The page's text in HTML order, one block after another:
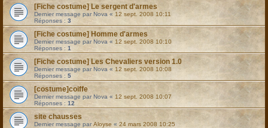
[Fiche costume] Le sergent d'armes
Dernier message par Nova « 12 sept. 2008 10:11
Réponses : 3
[Fiche costume] Homme d'armes
Dernier message par Nova « 12 sept. 2008 10:10
Réponses : 1
[Fiche costume] Les Chevaliers version 1.0
Dernier message par Nova « 12 sept. 2008 10:08
Réponses : 5
[costume]coiffe
Dernier message par Nova « 12 sept. 2008 10:07
Réponses : 12
site chausses
Dernier message parAloyse « 24 mars 2008 10:25